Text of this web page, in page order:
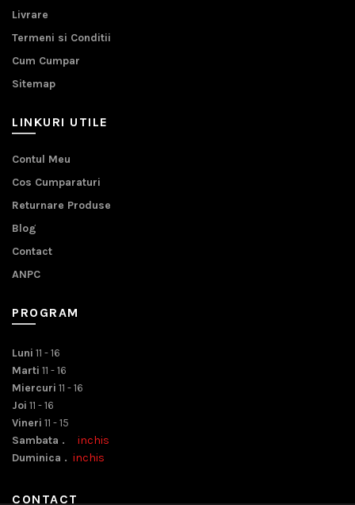
Livrare
Termeni si Conditii
Cum Cumpar
Sitemap
LINKURI UTILE
Contul Meu
Cos Cumparaturi
Returnare Produse
Blog
Contact
ANPC
PROGRAM
Luni 11 - 16
Marti 11 - 16
Miercuri 11 - 16
Joi 11 - 16
Vineri 11 - 15
Sambata . inchis
Duminica . inchis
CONTACT